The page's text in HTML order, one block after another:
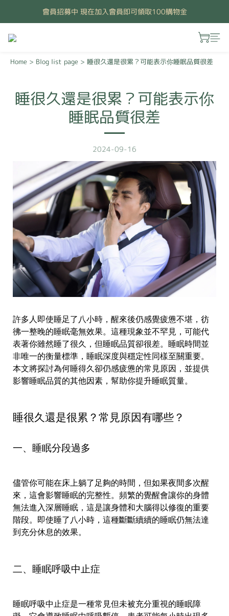
會員招募中 現在加入會員即可領取100購物金
Home > Blog list page > 睡很久還是很累？可能表示你睡眠品質很差
睡很久還是很累？可能表示你
睡眠品質很差
2024-09-16
許多人即使睡足了八小時，醒來後仍感覺疲憊不堪，彷
彿一整晚的睡眠毫無效果。這種現象並不罕見，可能代
表著你雖然睡了很久，但睡眠品質卻很差。睡眠時間並
非唯一的衡量標準，睡眠深度與穩定性同樣至關重要。
本文將探討為何睡得久卻仍感疲憊的常見原因，並提供
影響睡眠品質的其他因素，幫助你提升睡眠質量。
睡很久還是很累？常見原因有哪些？
一、睡眠分段過多
儘管你可能在床上躺了足夠的時間，但如果夜間多次醒
來，這會影響睡眠的完整性。頻繁的覺醒會讓你的身體
無法進入深層睡眠，這是讓身體和大腦得以修復的重要
階段。即使睡了八小時，這種斷斷續續的睡眠仍無法達
到充分休息的效果。
二、睡眠呼吸中止症
睡眠呼吸中止症是一種常見但未被充分重視的睡眠障